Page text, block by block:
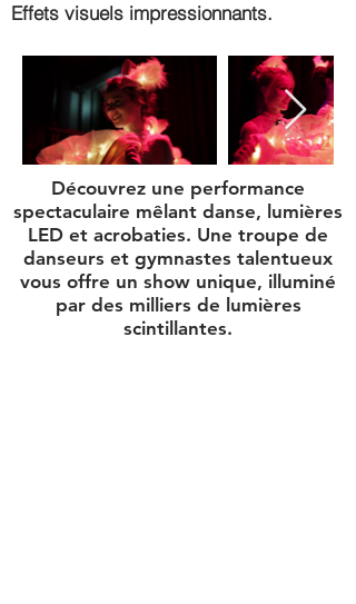
Effets visuels impressionnants.
Découvrez une performance
spectaculaire mêlant danse, lumières
LED et acrobaties. Une troupe de
danseurs et gymnastes talentueux
vous offre un show unique, illuminé
par des milliers de lumières
scintillantes.